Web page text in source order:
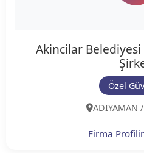
Akincilar
Özel
ADIYAMAN
Firma